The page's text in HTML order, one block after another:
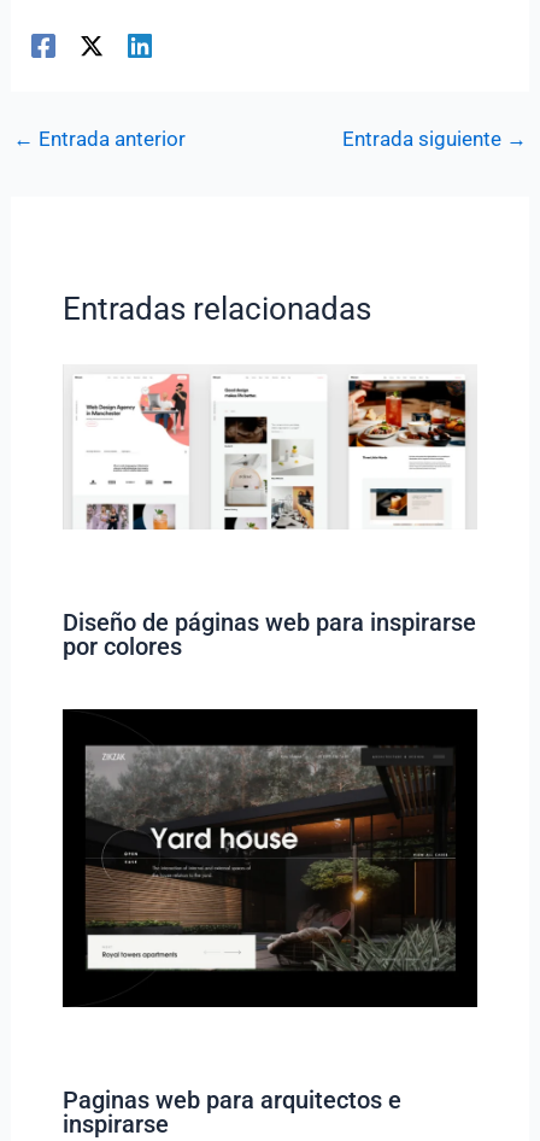
← Entrada anterior Entrada siguiente →
Entradas relacionadas
Diseño de páginas web para inspirarse
por colores
Paginas web para arquitectos e
inspirarse